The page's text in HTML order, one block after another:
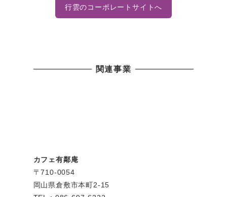
行雲のコーポレートサイトへ
関連事業
カフェ有鄰庵
〒710-0054
岡山県倉敷市本町2-15